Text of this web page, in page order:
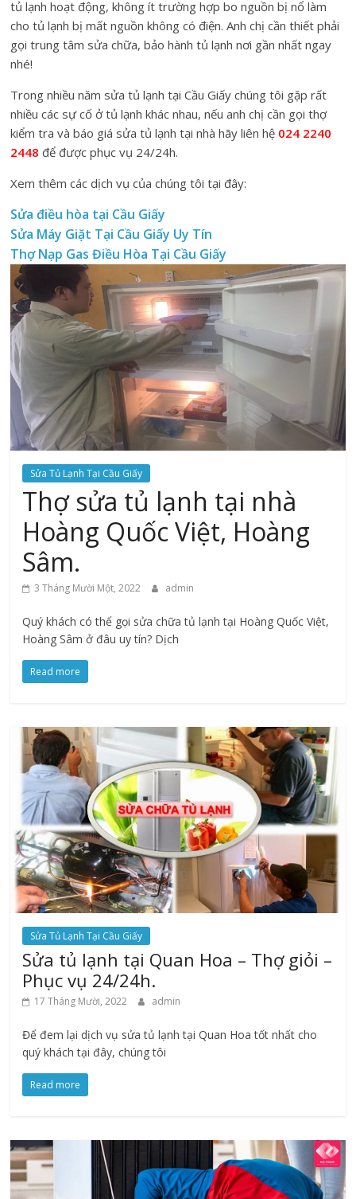
tủ lạnh hoạt động, không ít trường hợp bo nguồn bị nổ làm
cho tủ lạnh bị mất nguồn không có điện. Anh chị cần thiết phải
gọi trung tâm sửa chữa, bảo hành tủ lạnh nơi gần nhất ngay
nhé!
Trong nhiều năm sửa tủ lạnh tại Cầu Giấy chúng tôi gặp rất
nhiều các sự cố ở tủ lạnh khác nhau, nếu anh chị cần gọi thợ
kiểm tra và báo giá sửa tủ lạnh tại nhà hãy liên hệ 024 2240
2448 để được phục vụ 24/24h.
Xem thêm các dịch vụ của chúng tôi tại đây:
Sửa điều hòa tại Cầu Giấy
Sửa Máy Giặt Tại Cầu Giấy Uy Tín
Thợ Nạp Gas Điều Hòa Tại Cầu Giấy
Sửa Tủ Lạnh Tại Cầu Giấy
Thợ sửa tủ lạnh tại nhà
Hoàng Quốc Việt, Hoàng
Sâm.
3 Tháng Mười Một, 2022 admin
Quý khách có thể gọi sửa chữa tủ lạnh tại Hoàng Quốc Việt,
Hoàng Sâm ở đâu uy tín? Dịch
Read more
Sửa Tủ Lạnh Tại Cầu Giấy
Sửa tủ lạnh tại Quan Hoa – Thợ giỏi –
Phục vụ 24/24h.
17 Tháng Mười, 2022 admin
Để đem lại dịch vụ sửa tủ lạnh tại Quan Hoa tốt nhất cho
quý khách tại đây, chúng tôi
Read more